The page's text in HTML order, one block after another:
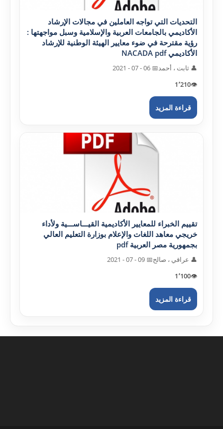
التحديات التي تواجه العاملين في مجالات الإرشاد
الأکاديمي بالجامعات العربية والإسلامية وسبل مواجهتها :
رؤية مقترحة في ضوء معايير الهيئة الوطنية للإرشاد
الأکاديمي NACADA pdf
👤 ثابت ، أحمد📅 06 - 07 - 2021
👁️1٬210
قراءة المزيد
تقييم الخبراء للمعايير الأکاديمية القيـــاســـية ولأداء
خريجي معاهد اللغات والإعلام بوزارة التعليم العالي
بجمهورية مصر العربية pdf
👤 عراقي ، صالح📅 09 - 07 - 2021
👁️1٬100
قراءة المزيد